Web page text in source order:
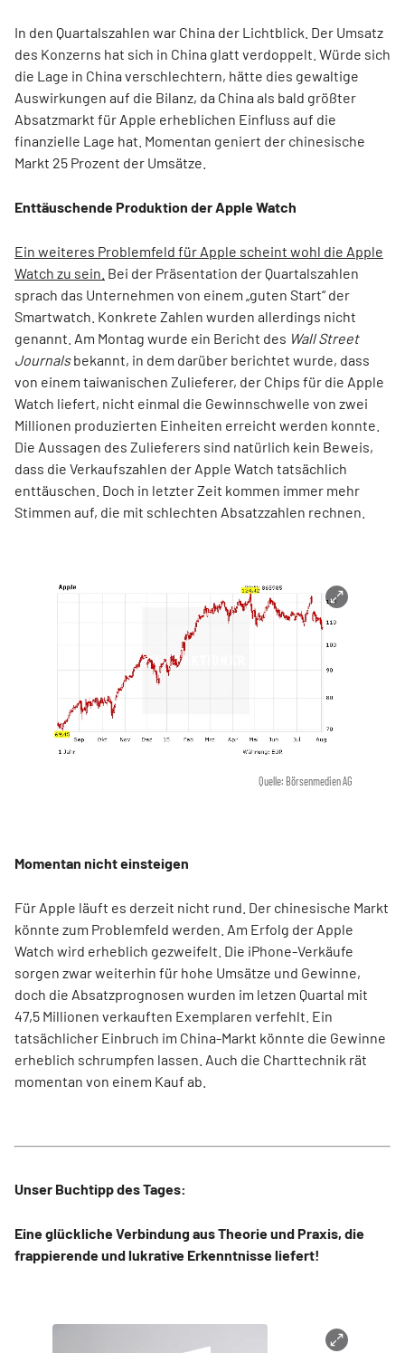
In den Quartalszahlen war China der Lichtblick. Der Umsatz
des Konzerns hat sich in China glatt verdoppelt. Würde sich
die Lage in China verschlechtern, hätte dies gewaltige
Auswirkungen auf die Bilanz, da China als bald größter
Absatzmarkt für Apple erheblichen Einfluss auf die
finanzielle Lage hat. Momentan geniert der chinesische
Markt 25 Prozent der Umsätze.
Enttäuschende Produktion der Apple Watch
Ein weiteres Problemfeld für Apple scheint wohl die Apple
Watch zu sein. Bei der Präsentation der Quartalszahlen
sprach das Unternehmen von einem „guten Start“ der
Smartwatch. Konkrete Zahlen wurden allerdings nicht
genannt. Am Montag wurde ein Bericht des Wall Street
Journalsbekannt, in dem darüber berichtet wurde, dass
von einem taiwanischen Zulieferer, der Chips für die Apple
Watch liefert, nicht einmal die Gewinnschwelle von zwei
Millionen produzierten Einheiten erreicht werden konnte.
Die Aussagen des Zulieferers sind natürlich kein Beweis,
dass die Verkaufszahlen der Apple Watch tatsächlich
enttäuschen. Doch in letzter Zeit kommen immer mehr
Stimmen auf, die mit schlechten Absatzzahlen rechnen.
Quelle: Börsenmedien AG
Momentan nicht einsteigen
Für Apple läuft es derzeit nicht rund. Der chinesische Markt
könnte zum Problemfeld werden. Am Erfolg der Apple
Watch wird erheblich gezweifelt. Die iPhone-Verkäufe
sorgen zwar weiterhin für hohe Umsätze und Gewinne,
doch die Absatzprognosen wurden im letzen Quartal mit
47,5 Millionen verkauften Exemplaren verfehlt. Ein
tatsächlicher Einbruch im China-Markt könnte die Gewinne
erheblich schrumpfen lassen. Auch die Charttechnik rät
momentan von einem Kauf ab.
Unser Buchtipp des Tages:
Eine glückliche Verbindung aus Theorie und Praxis, die
frappierende und lukrative Erkenntnisse liefert!